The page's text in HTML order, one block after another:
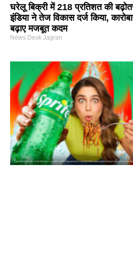
घरेलू बिक्री में 218 प्रतिशत की
इंडिया ने तेज विकास दर्ज किया,
बढ़ाए मजबूत कदम
News Desk Jagran